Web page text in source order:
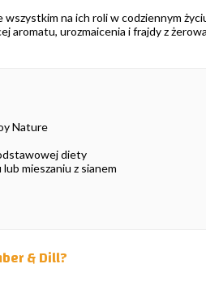
na ich roli w codziennym
aromatu, urozmaicenia i frajdy z
Nature
diety
mieszaniu z sianem
& Dill?